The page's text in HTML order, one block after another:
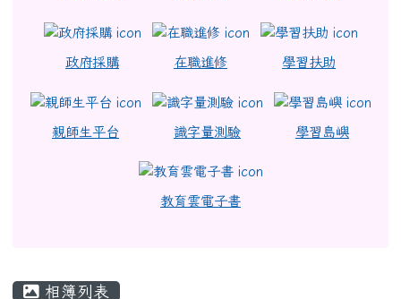
政府採購 在職進修 學習扶助
親師生平台 識字量測驗 學習島嶼
教育雲電子書
相簿列表